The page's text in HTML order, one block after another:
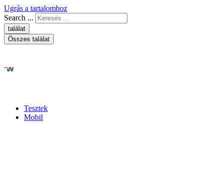
Ugrás a tartalomhoz
Search ...
találat
Összes találat
Tesztek
Mobil